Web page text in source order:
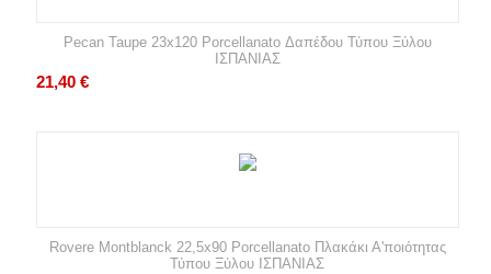
Pecan Taupe 23x120 Porcellanato Δαπέδου Τύπου Ξύλου
ΙΣΠΑΝΙΑΣ
21,40 €
Rovere Montblanck 22,5x90 Porcellanato Πλακάκι Α'ποιότητας
Τύπου Ξύλου ΙΣΠΑΝΙΑΣ